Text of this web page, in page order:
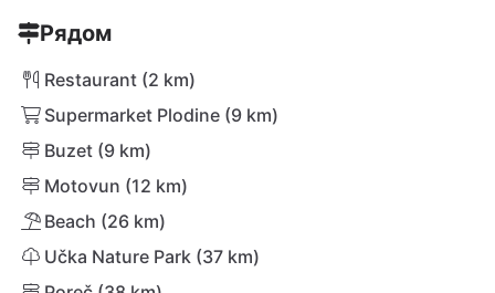
Рядом
Restaurant (2 km)
Supermarket Plodine (9 km)
Buzet (9 km)
Motovun (12 km)
Beach (26 km)
Učka Nature Park (37 km)